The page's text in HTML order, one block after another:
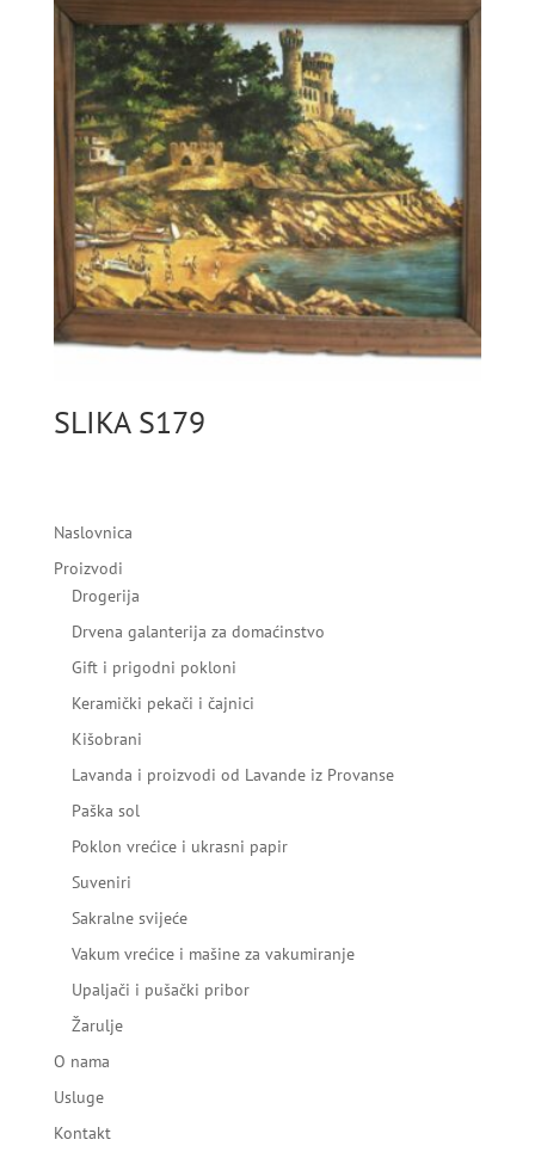
SLIKA S179
Naslovnica
Proizvodi
Drogerija
Drvena galanterija za domaćinstvo
Gift i prigodni pokloni
Keramički pekači i čajnici
Kišobrani
Lavanda i proizvodi od Lavande iz Provanse
Paška sol
Poklon vrećice i ukrasni papir
Suveniri
Sakralne svijeće
Vakum vrećice i mašine za vakumiranje
Upaljači i pušački pribor
Žarulje
O nama
Usluge
Kontakt